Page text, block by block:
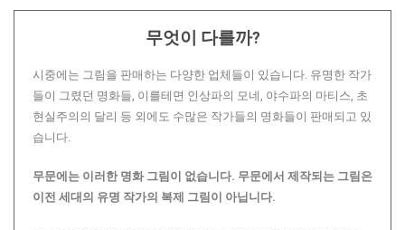
무엇이 다를까?
시중에는 그림을 판매하는 다양한 업체들이 있습니다. 유명한 작가
들이 그렸던 명화들, 이를테면 인상파의 모네, 야수파의 마티스, 초
현실주의의 달리 등 외에도 수많은 작가들의 명화들이 판매되고 있
습니다.
무문에는 이러한 명화 그림이 없습니다. 무문에서 제작되는 그림은
이전 세대의 유명 작가의 복제 그림이 아닙니다.